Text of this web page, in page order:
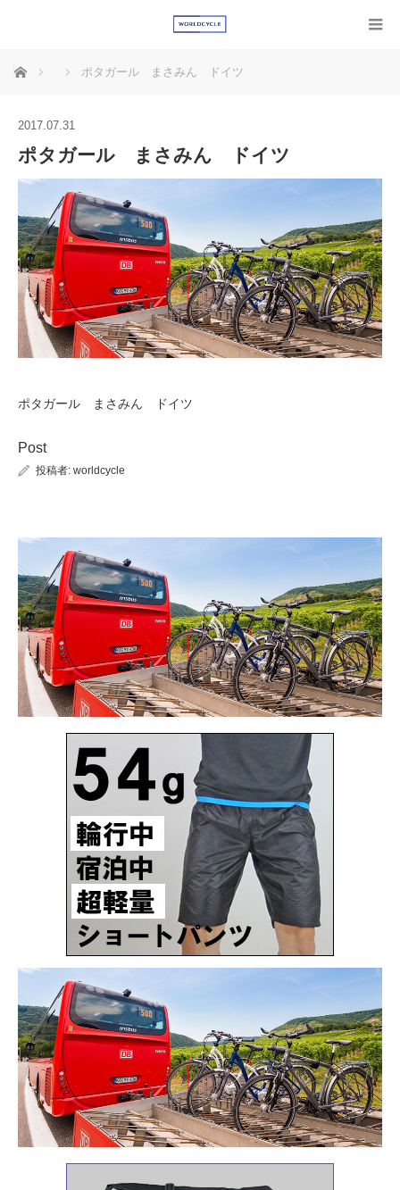
ホーム ポタガール まさみん ドイツ
2017.07.31
ポタガール まさみん ドイツ
ポタガール まさみん ドイツ
Post
投稿者: worldcycle